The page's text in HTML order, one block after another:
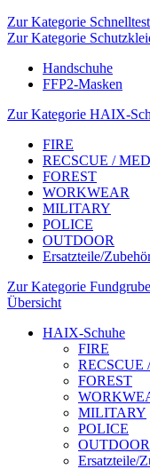
Zur Kategorie Schnelltest
Zur Kategorie
Handschuhe
FFP2-Masken
Zur Kategorie HAIX-
FIRE
RECSCUE /
FOREST
WORKWEAR
MILITARY
POLICE
OUTDOOR
Ersatzteile/
Zur Kategorie Fundgrube
Übersicht
HAIX-Schuhe
FIRE
RECSCUE
FOREST
MILITARY
POLICE
OUTDOOR
Ersatzteile/